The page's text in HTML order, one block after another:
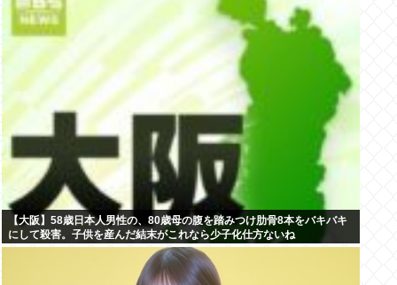
【大阪】58歳日本人男性の、80歳母の腹を踏みつけ肋骨8本をバキバキ
にして殺害。子供を産んだ結末がこれなら少子化仕方ないね